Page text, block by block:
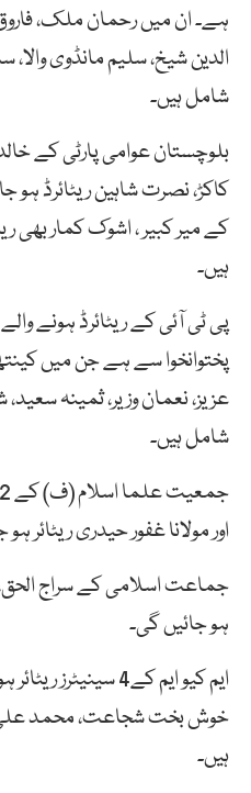
ہے۔ ان میں رحمان ملک،
الدین شیخ، سلیم مانڈوی
شامل ہیں۔
بلوچستان عوامی پارٹی کے خالد
کاکڑ، نصرت شاہین ریٹائرڈ
کے میر کبیر ، اشوک کمار بھی
ہیں۔
پختوانخوا سے ہے جن میں
عزیز، نعمان وزیر، ثمینہ سعید،
شامل ہیں۔
اور مولانا غفور حیدری ریٹائر
جماعت اسلامی کے سراج الحق،
ہو جائیں گی۔
ایم کیو ایم کے4
خوش بخت شجاعت، محمد علی
ہیں۔